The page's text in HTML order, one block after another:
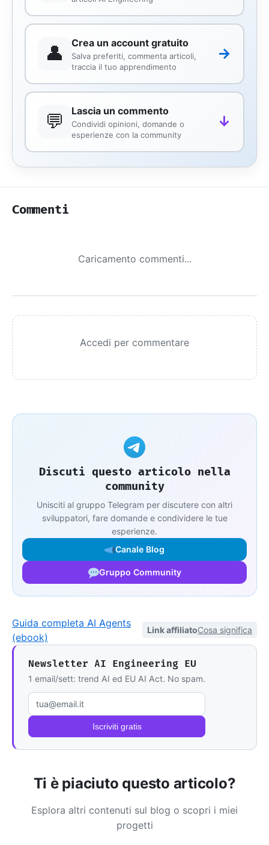
👤 Crea un account gratuito
Salva preferiti, commenta articoli,
traccia il tuo apprendimento
→
💬 Lascia un commento
Condividi opinioni, domande o
esperienze con la community
↓
Commenti
Caricamento commenti...
Accedi per commentare
Discuti questo articolo nella
community
Unisciti al gruppo Telegram per discutere con altri
sviluppatori, fare domande e condividere le tue
esperienze.
Canale Blog
Gruppo Community
Guida completa AI Agents
(ebook)
Link affiliatoCosa significa
Newsletter AI Engineering EU
1 email/sett: trend AI ed EU AI Act. No spam.
Email Iscriviti gratis
Ti è piaciuto questo articolo?
Esplora altri contenuti sul blog o scopri i miei
progetti